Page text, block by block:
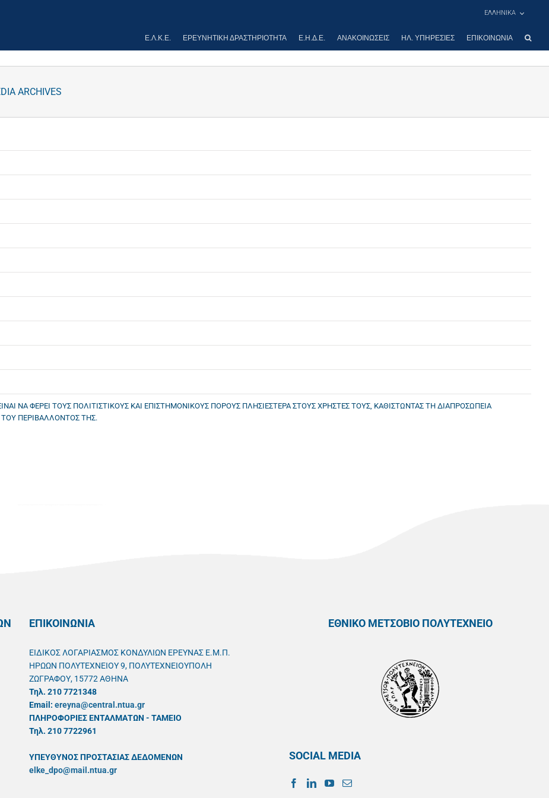
ΕΛΛΗΝΙΚΑ
Ε.Λ.Κ.Ε. ΕΡΕΥΝΗΤΙΚΉ ΔΡΑΣΤΗΡΙΌΤΗΤΑ Ε.Η.Δ.Ε. ΑΝΑΚΟΙΝΏΣΕΙΣ ΗΛ. ΥΠΗΡΕΣΊΕΣ ΕΠΙΚΟΙΝΩΝΊΑ
ARCHIVES
ΝΑ ΦΕΡΕΙ ΤΟΥΣ ΠΟΛΙΤΙΣΤΙΚΟΥΣ ΚΑΙ ΕΠΙΣΤΗΜΟΝΙΚΟΥΣ ΠΟΡΟΥΣ ΠΛΗΣΙΕΣΤΕΡΑ ΣΤΟΥΣ ΧΡΗΣΤΕΣ ΤΟΥΣ, ΚΑΘΙΣΤΩΝΤΑΣ ΤΗ ΔΙΑΠΡΟΣΩΠΕΙΑ
ΤΟΥ ΠΕΡΙΒΑΛΛΟΝΤΟΣ ΤΗΣ.
ΕΠΙΚΟΙΝΩΝΙΑ
ΕΙΔΙΚΟΣ ΛΟΓΑΡΙΑΣΜΟΣ ΚΟΝΔΥΛΙΩΝ ΕΡΕΥΝΑΣ Ε.Μ.Π.
ΗΡΩΩΝ ΠΟΛΥΤΕΧΝΕΙΟΥ 9, ΠΟΛΥΤΕΧΝΕΙΟΥΠΟΛΗ
ΖΩΓΡΑΦΟΥ, 15772 ΑΘΗΝΑ
Τηλ. 210 7721348
Email: ereyna@central.ntua.gr
ΠΛΗΡΟΦΟΡΙΕΣ ΕΝΤΑΛΜΑΤΩΝ - ΤΑΜΕΙΟ
Τηλ. 210 7722961
ΥΠΕΥΘYΝΟΣ ΠΡΟΣΤΑΣΙΑΣ ΔΕΔΟΜΕΝΩΝ
elke_dpo@mail.ntua.gr
ΕΘΝΙΚΟ ΜΕΤΣΟΒΙΟ ΠΟΛΥΤΕΧΝΕΙΟ
SOCIAL MEDIA